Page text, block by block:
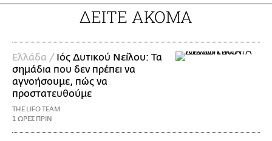
ΔΕΙΤΕ ΑΚΟΜΑ
Ελλάδα / Ιός Δυτικού Νείλου: Τα
σημάδια που δεν πρέπει να
αγνοήσουμε, πώς να
προστατευθούμε
THE LIFO TEAM
1 ΩΡΕΣ ΠΡΙΝ